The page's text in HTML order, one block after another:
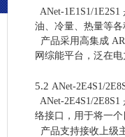
ANet-1E1S1/
油、冷量、热量等
产品采用高集成
网综能平台，泛在
5.2 ANet-2E4S1/
ANet-2E4S1/
络接口，用于将一
产品支持接收上级